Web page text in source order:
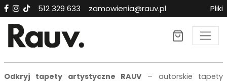
512 329 633 zamowienia@rauv.pl Pliki
Tapety premium RAUV
Odkryj tapety artystyczne RAUV – autorskie tapety